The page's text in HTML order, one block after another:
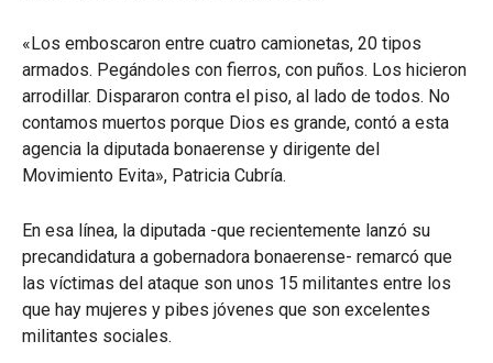
«Los emboscaron entre cuatro camionetas, 20 tipos
armados. Pegándoles con fierros, con puños. Los hicieron
arrodillar. Dispararon contra el piso, al lado de todos. No
contamos muertos porque Dios es grande, contó a esta
agencia la diputada bonaerense y dirigente del
Movimiento Evita», Patricia Cubría.
En esa línea, la diputada -que recientemente lanzó su
precandidatura a gobernadora bonaerense- remarcó que
las víctimas del ataque son unos 15 militantes entre los
que hay mujeres y pibes jóvenes que son excelentes
militantes sociales.